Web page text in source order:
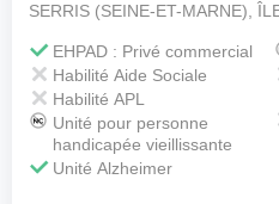
SERRIS (SEINE-ET-MARNE),
EHPAD : Privé commercial
Habilité Aide Sociale
Habilité APL
Unité pour personne
handicapée vieillissante
Unité Alzheimer